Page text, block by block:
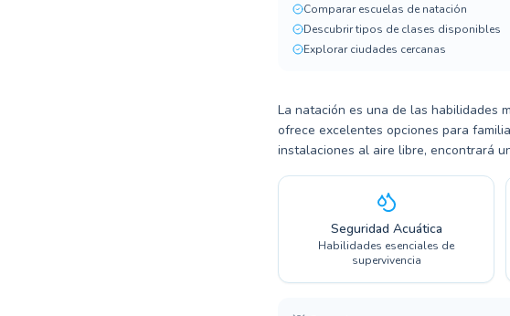
Comparar escuelas de natación
Descubrir tipos de clases disponibles
Explorar ciudades cercanas
La natación es una de las habilidades
ofrece excelentes opciones para
instalaciones al aire libre, encontrará
Seguridad Acuática
Habilidades esenciales de
supervivencia